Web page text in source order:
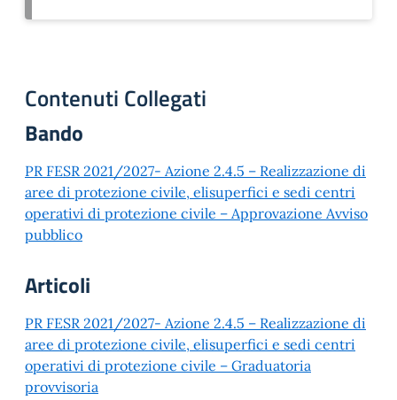
Contenuti Collegati
Bando
PR FESR 2021/2027- Azione 2.4.5 – Realizzazione di
aree di protezione civile, elisuperfici e sedi centri
operativi di protezione civile – Approvazione Avviso
pubblico
Articoli
PR FESR 2021/2027- Azione 2.4.5 – Realizzazione di
aree di protezione civile, elisuperfici e sedi centri
operativi di protezione civile – Graduatoria
provvisoria